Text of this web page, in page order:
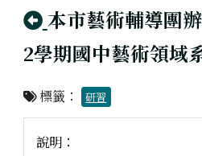
回上頁
本市藝術輔導團
2學期國中藝術領域
標籤： 研習
說明：